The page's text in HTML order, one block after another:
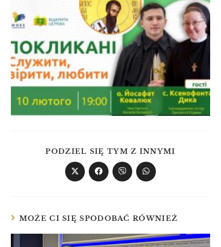
PODZIEL SIĘ TYM Z INNYMI
MOŻE CI SIĘ SPODOBAĆ RÓWNIEŻ